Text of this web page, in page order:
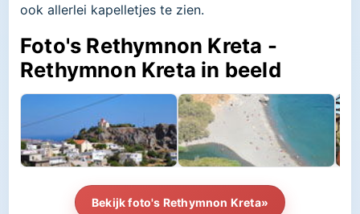
ook allerlei kapelletjes te zien.
Foto's Rethymnon Kreta -
Rethymnon Kreta in beeld
Bekijk foto's Rethymnon Kreta»